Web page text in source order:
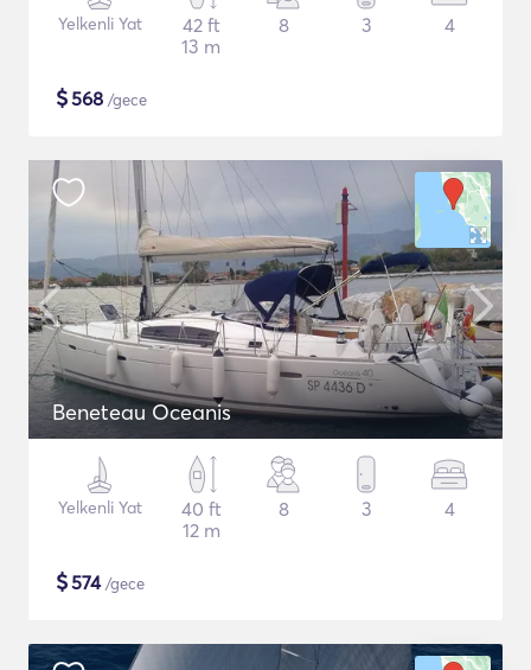
Yelkenli Yat
42 ft
13 m
8 3 4
$568 /gece
Beneteau Oceanis
Yelkenli Yat
40 ft
12 m
8 3 4
$574/gece